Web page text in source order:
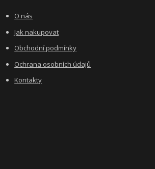
O nás
Jak nakupovat
Obchodní podmínky
Ochrana osobních údajů
Kontakty